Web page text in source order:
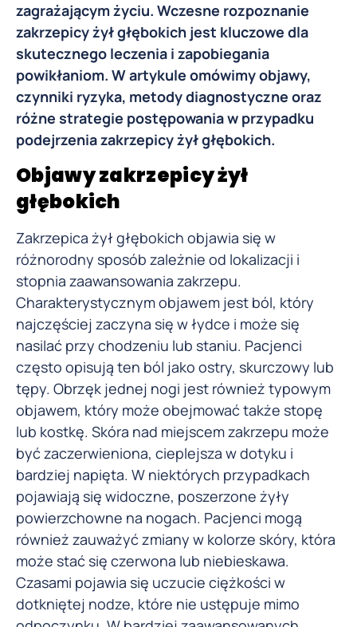
zagrażającym życiu. Wczesne rozpoznanie
zakrzepicy żył głębokich jest kluczowe dla
skutecznego leczenia i zapobiegania
powikłaniom. W artykule omówimy objawy,
czynniki ryzyka, metody diagnostyczne oraz
różne strategie postępowania w przypadku
podejrzenia zakrzepicy żył głębokich.
Objawy zakrzepicy żył
głębokich
Zakrzepica żył głębokich objawia się w
różnorodny sposób zależnie od lokalizacji i
stopnia zaawansowania zakrzepu.
Charakterystycznym objawem jest ból, który
najczęściej zaczyna się w łydce i może się
nasilać przy chodzeniu lub staniu. Pacjenci
często opisują ten ból jako ostry, skurczowy lub
tępy. Obrzęk jednej nogi jest również typowym
objawem, który może obejmować także stopę
lub kostkę. Skóra nad miejscem zakrzepu może
być zaczerwieniona, cieplejsza w dotyku i
bardziej napięta. W niektórych przypadkach
pojawiają się widoczne, poszerzone żyły
powierzchowne na nogach. Pacjenci mogą
również zauważyć zmiany w kolorze skóry, która
może stać się czerwona lub niebieskawa.
Czasami pojawia się uczucie ciężkości w
dotkniętej nodze, które nie ustępuje mimo